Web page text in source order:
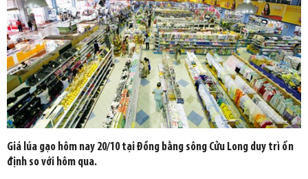
Giá lúa gạo hôm nay 20/10 tại Đồng bằng sông Cửu Long duy trì ổn
định so với hôm qua.